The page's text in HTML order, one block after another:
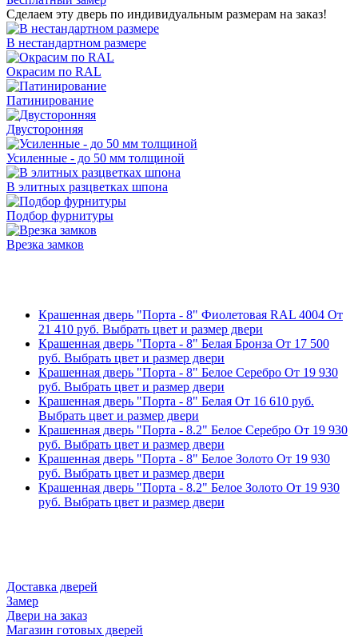
Сделаем эту дверь по индивидуальным размерам на заказ!
В нестандартном размере
Окрасим по RAL
Патинирование
Двусторонняя
Усиленные - до 50 мм толщиной
В элитных разцветках шпона
Подбор фурнитуры
Врезка замков
Крашенная дверь "Порта - 8" Фиолетовая RAL 4004 От
21 410 руб. Выбрать цвет и размер двери
Крашенная дверь "Порта - 8" Белая Бронза От 17 500
руб. Выбрать цвет и размер двери
Крашенная дверь "Порта - 8" Белое Серебро От 19 930
руб. Выбрать цвет и размер двери
Крашенная дверь "Порта - 8" Белая От 16 610 руб.
Выбрать цвет и размер двери
Крашенная дверь "Порта - 8.2" Белое Серебро От 19 930
руб. Выбрать цвет и размер двери
Крашенная дверь "Порта - 8" Белое Золото От 19 930
руб. Выбрать цвет и размер двери
Крашенная дверь "Порта - 8.2" Белое Золото От 19 930
руб. Выбрать цвет и размер двери
Доставка дверей
Замер
Двери на заказ
Магазин готовых дверей